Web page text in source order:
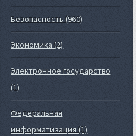
Безопасность (960)
Экономика (2)
Электронное государство
(1)
Федеральная
информатизация (1)